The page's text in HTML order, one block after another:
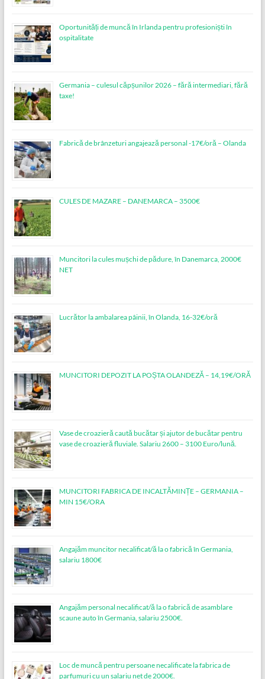
Oportunități de muncă în Irlanda pentru profesioniști în
ospitalitate
Germania – culesul căpșunilor 2026 – fără intermediari, fără
taxe!
Fabrică de brânzeturi angajează personal -17€/oră – Olanda
CULES DE MAZARE – DANEMARCA – 3500€
Muncitori la cules mușchi de pădure, în Danemarca, 2000€
NET
Lucrător la ambalarea pâinii, în Olanda, 16-32€/oră
MUNCITORI DEPOZIT LA POȘTA OLANDEZĂ – 14,19€/ORĂ
Vase de croazieră caută bucătar și ajutor de bucătar pentru
vase de croazieră fluviale. Salariu 2600 – 3100 Euro/lună.
MUNCITORI FABRICA DE INCALTĂMINȚE – GERMANIA –
MIN 15€/ORA
Angajăm muncitor necalificat/ă la o fabrică în Germania,
salariu 1800€
Angajăm personal necalificat/ă la o fabrică de asamblare
scaune auto în Germania, salariu 2500€.
Loc de muncǎ pentru persoane necalificate la fabrica de
parfumuri cu un salariu net de 2000€.